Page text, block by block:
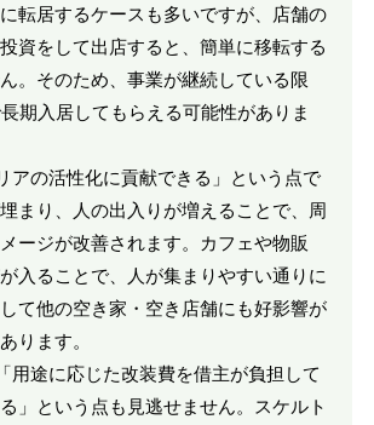
転居するケースも多いですが、店舗の
資をして出店すると、簡単に移転する
。そのため、事業が継続している限
期入居してもらえる可能性がありま
アの活性化に貢献できる」という点で
まり、人の出入りが増えることで、周
ージが改善されます。カフェや物販
入ることで、人が集まりやすい通りに
て他の空き家・空き店舗にも好影響が
ります。
用途に応じた改装費を借主が負担して
」という点も見逃せません。スケルト